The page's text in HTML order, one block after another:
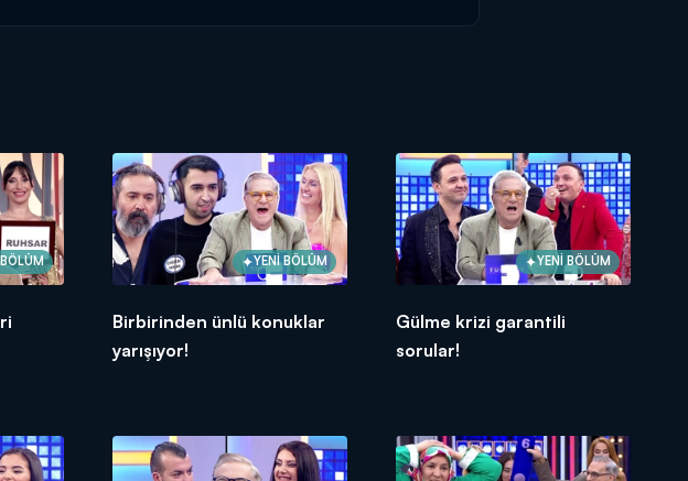
YENİ BÖLÜM
Birbirinden ünlü konuklar
yarışıyor!
YENİ BÖLÜM
Gülme krizi garantili
sorular!